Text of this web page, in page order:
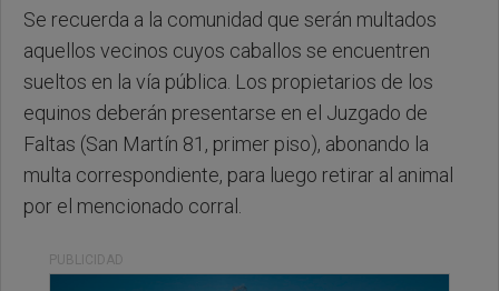
Se recuerda a la comunidad que serán multados
aquellos vecinos cuyos caballos se encuentren
sueltos en la vía pública. Los propietarios de los
equinos deberán presentarse en el Juzgado de
Faltas (San Martín 81, primer piso), abonando la
multa correspondiente, para luego retirar al animal
por el mencionado corral.
PUBLICIDAD